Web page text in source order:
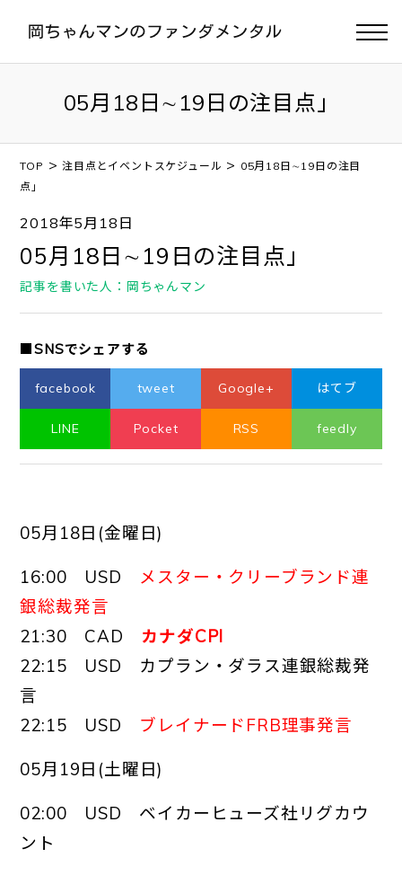
05月18日∼19日の注目点」
TOP >注目点とイベントスケジュール > 05月18日∼19日の注目
点」
2018年5月18日
05月18日∼19日の注目点」
記事を書いた人：岡ちゃんマン
■SNSでシェアする
facebook tweet Google+ はてブ
LINE Pocket RSS feedly
05月18日(金曜日)
16:00 USD メスター・クリーブランド連
銀総裁発言
21:30 CAD カナダCPI
22:15 USD カプラン・ダラス連銀総裁発
言
22:15 USD ブレイナードFRB理事発言
05月19日(土曜日)
02:00 USD ベイカーヒューズ社リグカウ
ント